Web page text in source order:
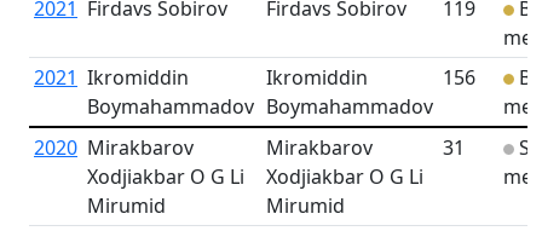
2021 Firdavs Sobirov Firdavs Sobirov 119
2021 Ikromiddin
Boymahammadov
Ikromiddin
Boymahammadov
156
2020 Mirakbarov
Xodjiakbar O G Li
Mirumid
Mirakbarov
Xodjiakbar O G Li
Mirumid
31